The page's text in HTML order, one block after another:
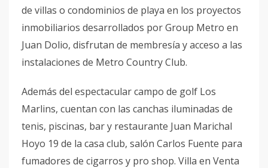
de villas o condominios de playa en los proyectos
inmobiliarios desarrollados por Group Metro en
Juan Dolio, disfrutan de membresía y acceso a las
instalaciones de Metro Country Club.
Además del espectacular campo de golf Los
Marlins, cuentan con las canchas iluminadas de
tenis, piscinas, bar y restaurante Juan Marichal
Hoyo 19 de la casa club, salón Carlos Fuente para
fumadores de cigarros y pro shop. Villa en Venta